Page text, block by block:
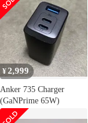
¥2,999
Anker 735 Charger
(GaNPrime 65W)